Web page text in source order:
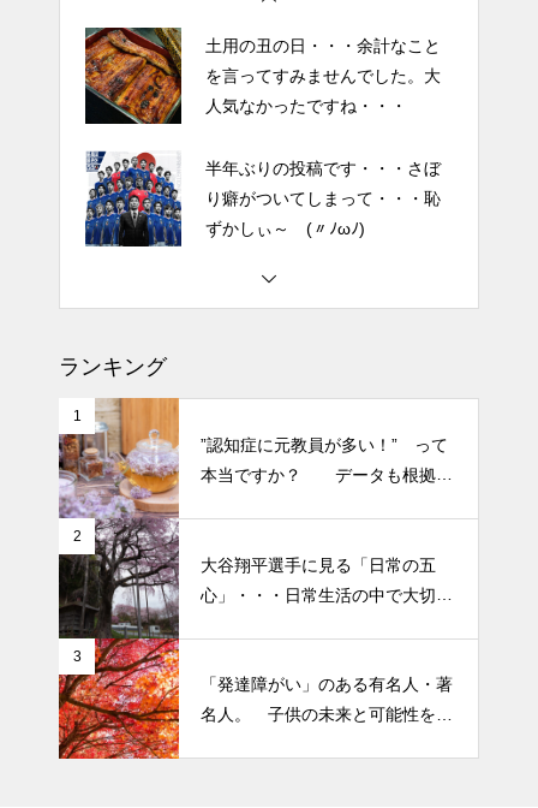
半年ぶりの投稿です・・・さぼ
り癖がついてしまって・・・恥
2026 今年初めての投稿・・・
「食生活習慣の改善」が今年の
半年ぶりの投稿です・・・さぼ
り癖がついてしまって・・・恥
2026 今年初めての投稿・・・
「食生活習慣の改善」が今年の
ランキング
1
”認知症に元教員が多い！” って
本当ですか？ データも根拠も
2
大谷翔平選手に見る「日常の五
心」・・・日常生活の中で大切
3
「発達障がい」のある有名人・著
名人。 子供の未来と可能性を秘